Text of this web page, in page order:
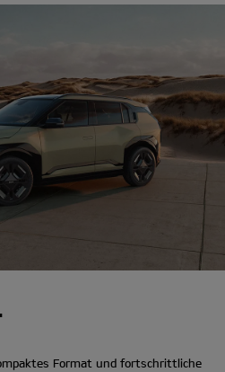
Format und fortschrittliche